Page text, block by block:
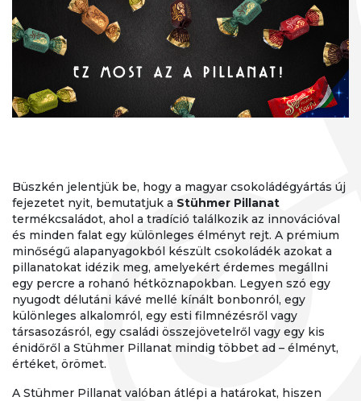
Büszkén jelentjük be, hogy a magyar csokoládégyártás új
fejezetet nyit, bemutatjuk a Stühmer Pillanat
termékcsaládot, ahol a tradíció találkozik az innovációval
és minden falat egy különleges élményt rejt. A prémium
minőségű alapanyagokból készült csokoládék azokat a
pillanatokat idézik meg, amelyekért érdemes megállni
egy percre a rohanó hétköznapokban. Legyen szó egy
nyugodt délutáni kávé mellé kínált bonbonról, egy
különleges alkalomról, egy esti filmnézésről vagy
társasozásról, egy családi összejövetelről vagy egy kis
énidőről a Stühmer Pillanat mindig többet ad – élményt,
értéket, örömet.
A Stühmer Pillanat valóban átlépi a határokat, hiszen